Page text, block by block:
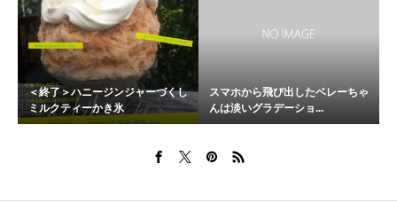
＜終了＞ハニージンジャーづくし
ミルクティーかき氷
スマホから飛び出したベレーちゃ
んは淡いグラデーショ...